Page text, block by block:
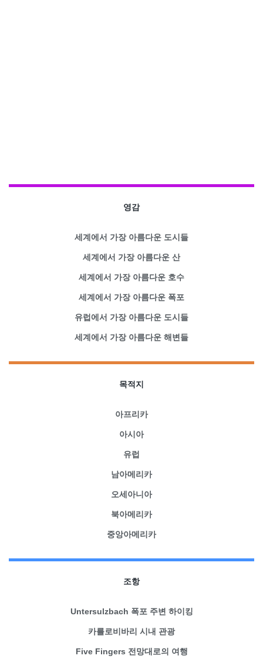
영감
세계에서 가장 아름다운 도시들
세계에서 가장 아름다운 산
세계에서 가장 아름다운 호수
세계에서 가장 아름다운 폭포
유럽에서 가장 아름다운 도시들
세계에서 가장 아름다운 해변들
목적지
아프리카
아시아
유럽
남아메리카
오세아니아
북아메리카
중앙아메리카
조항
Untersulzbach 폭포 주변 하이킹
카를로비바리 시내 관광
Five Fingers 전망대로의 여행